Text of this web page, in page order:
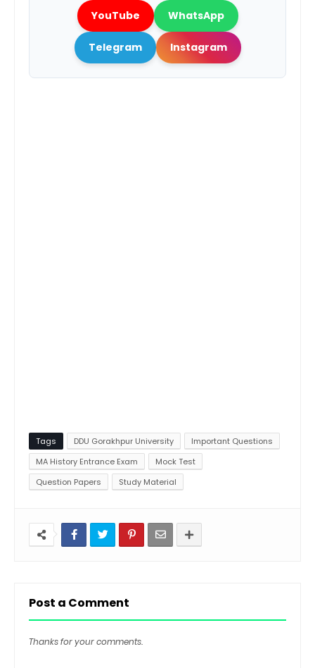
YouTube WhatsApp
Telegram Instagram
Tags DDU Gorakhpur University
Important Questions
MA History Entrance Exam
Mock Test
Question Papers
Study Material
Post a Comment
Thanks for your comments.